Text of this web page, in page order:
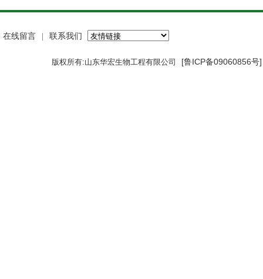
在线留言 ｜ 联系我们
版权所有:山东华宏生物工程有限公司 [鲁ICP备09060856